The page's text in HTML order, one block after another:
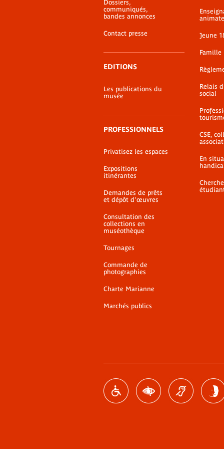
page
Dossiers,
communiqués,
bandes annonces
Contact presse
EDITIONS
Les publications du
musée
PROFESSIONNELS
Privatisez les espaces
Expositions
itinérantes
Demandes de prêts
et dépôt d'œuvres
Consultation des
collections en
muséothèque
Tournages
Commande de
photographies
Charte Marianne
Marchés publics
Jeune
Famille
Relais
social
CSE,
En